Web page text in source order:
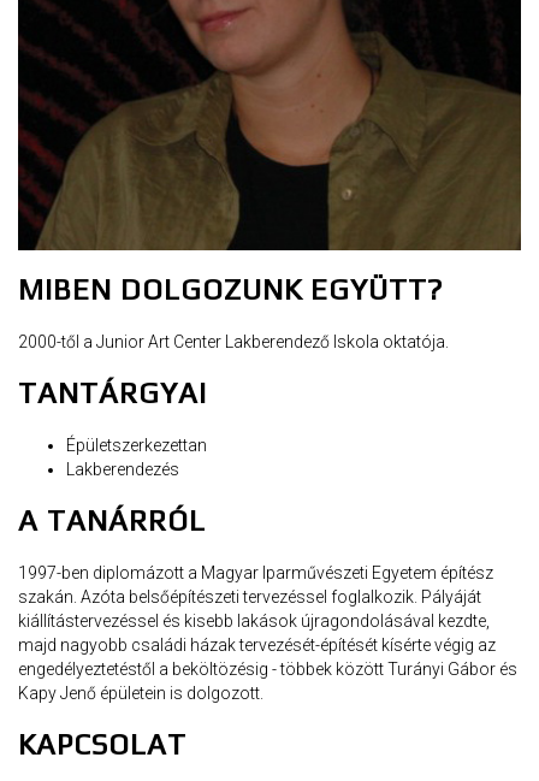
MIBEN DOLGOZUNK EGYÜTT?
2000-től a Junior Art Center Lakberendező Iskola oktatója.
TANTÁRGYAI
Épületszerkezettan
Lakberendezés
A TANÁRRÓL
1997-ben diplomázott a Magyar Iparművészeti Egyetem építész
szakán. Azóta belsőépítészeti tervezéssel foglalkozik. Pályáját
kiállítástervezéssel és kisebb lakások újragondolásával kezdte,
majd nagyobb családi házak tervezését-építését kísérte végig az
engedélyeztetéstől a beköltözésig - többek között Turányi Gábor és
Kapy Jenő épületein is dolgozott.
KAPCSOLAT